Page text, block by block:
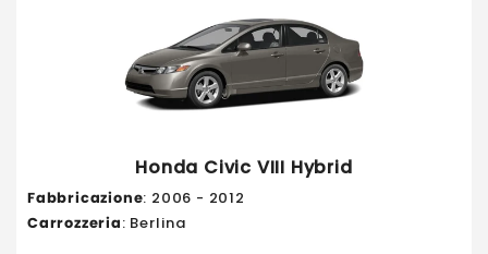
Honda Civic VIII Hybrid
Fabbricazione: 2006 - 2012
Carrozzeria: Berlina